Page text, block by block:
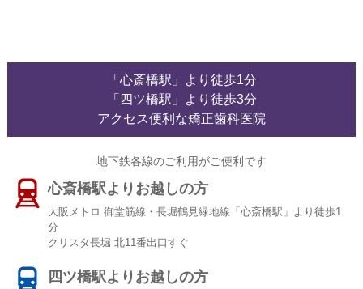
「心斎橋駅」より徒歩1分
「四ツ橋駅」より徒歩3分
アクセス便利な矯正歯科医院
地下鉄各線のご利用がご便利です
心斎橋駅よりお越しの方
大阪メトロ 御堂筋線・長堀鶴見緑地線「心斎橋駅」より徒歩1
分
クリスタ長堀 北11番出口すぐ
四ツ橋駅よりお越しの方